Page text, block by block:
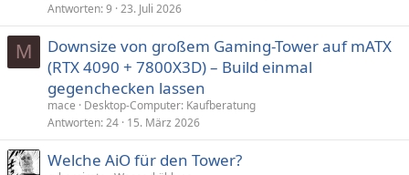
Antworten 9 23. Juli 2026
M
Downsize von großem Gaming-Tower auf mATX
(RTX 4090 + 7800X3D) – Build einmal
gegenchecken lassen
mace
Desktop-Computer: Kaufberatung
Antworten 24 15. März 2026
Welche AiO für den Tower?